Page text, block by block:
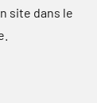
site dans le